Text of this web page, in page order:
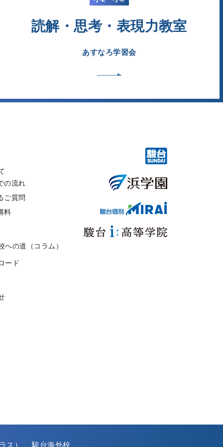
読解・思考・表現力教室
あすなろ学習会
の流れ
ご質問
料
への道（コラム）
ード
ス） 駿台海外校